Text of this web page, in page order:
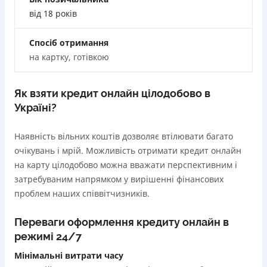
Вся інформація про кредит
ОТРИМАТИ ПОЗИКУ
застави та поручителів;
Процес повністю автоматизований і займає до 5
Видача коштів відбувається цілодобово по всій
території України;
Недоліки
Нема програми лояльності для постійних клієнтів
Немає цілодобової підтримки
Telegram, Facebook
Погашення
Оплата на розрахунковий рахунок
Через термінали Приватбанку
Через термінали самообслуговування
Ліцензія НБУ
від 18 років
Спосіб отримання
на картку, готівкою
Як взяти кредит онлайн цілодобово в
Україні?
Наявність вільних коштів дозволяє втілювати багато
очікувань і мрій. Можливість отримати кредит онлайн
на карту цілодобово можна вважати перспективним і
затребуваним напрямком у вирішенні фінансових
проблем наших співвітчизників.
Переваги оформлення кредиту онлайн в
режимі 24/7
Мінімальні витрати часу